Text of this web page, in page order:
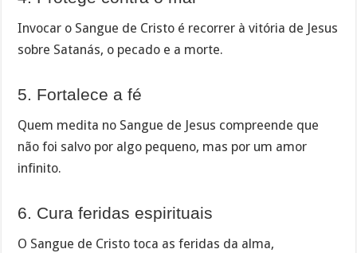
Invocar o Sangue de Cristo é recorrer à vitória de Jesus
sobre Satanás, o pecado e a morte.
5. Fortalece a fé
Quem medita no Sangue de Jesus compreende que
não foi salvo por algo pequeno, mas por um amor
infinito.
6. Cura feridas espirituais
O Sangue de Cristo toca as feridas da alma,